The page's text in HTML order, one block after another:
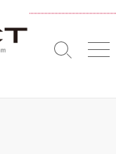
検
メ